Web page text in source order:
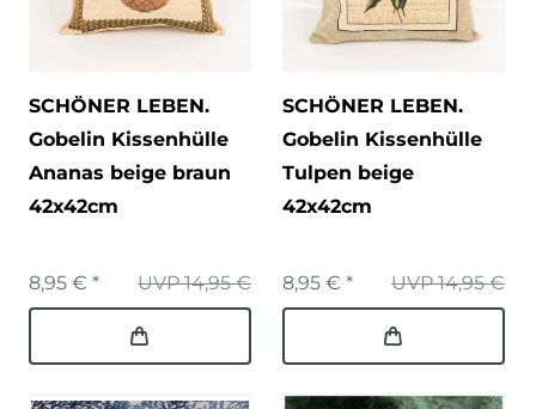
SCHÖNER LEBEN.
Gobelin Kissenhülle
Ananas beige braun
42x42cm
UVP 14,95 €
8,95 € *
SCHÖNER LEBEN.
Gobelin Kissenhülle
Tulpen beige
42x42cm
UVP 14,95 €
8,95 € *